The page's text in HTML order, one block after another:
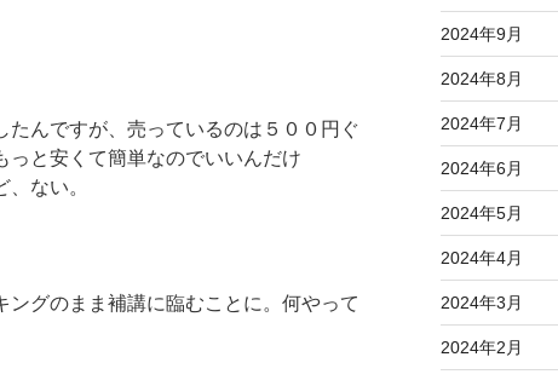
たんですが、売っているのは５００円ぐ
っと安くて簡単なのでいいんだけ
ない。
ングのまま補講に臨むことに。何やって
2024年9月
2024年8月
2024年7月
2024年6月
2024年5月
2024年4月
2024年3月
2024年2月